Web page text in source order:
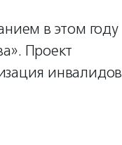
в этом году
Проект
инвалидов